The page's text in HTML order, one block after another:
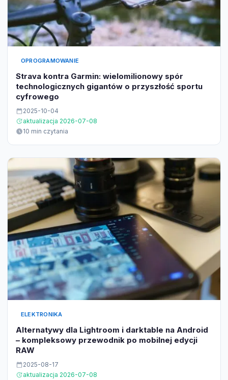
OPROGRAMOWANIE
Strava kontra Garmin: wielomilionowy spór
technologicznych gigantów o przyszłość sportu
cyfrowego
2025-10-04
aktualizacja 2026-07-08
10 min czytania
ELEKTRONIKA
Alternatywy dla Lightroom i darktable na Android
– kompleksowy przewodnik po mobilnej edycji
RAW
2025-08-17
aktualizacja 2026-07-08